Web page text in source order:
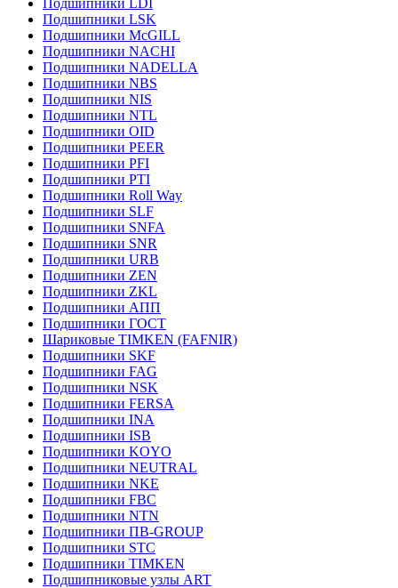
Подшипники LDI
Подшипники LSK
Подшипники McGILL
Подшипники NACHI
Подшипники NADELLA
Подшипники NBS
Подшипники NIS
Подшипники NTL
Подшипники OID
Подшипники PEER
Подшипники PFI
Подшипники PTI
Подшипники Roll Way
Подшипники SLF
Подшипники SNFA
Подшипники SNR
Подшипники URB
Подшипники ZEN
Подшипники ZKL
Подшипники АПП
Подшипники ГОСТ
Шариковые ТІMKEN (FAFNIR)
Подшипники SKF
Подшипники FAG
Подшипники NSK
Подшипники FERSA
Подшипники INA
Подшипники ISB
Подшипники KOYO
Подшипники NEUTRAL
Подшипники NKE
Подшипники FBC
Подшипники NTN
Подшипники ПВ-GROUP
Подшипники STC
Подшипники TIMKEN
Подшипниковые узлы ART